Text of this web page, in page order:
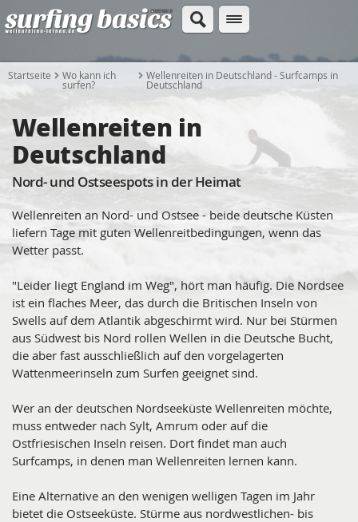
Startseite Wo kann ich
surfen?
Wellenreiten in Deutschland - Surfcamps in
Deutschland
Wellenreiten in
Deutschland
Nord- und Ostseespots in der Heimat
Wellenreiten an Nord- und Ostsee - beide deutsche Küsten
liefern Tage mit guten Wellenreitbedingungen, wenn das
Wetter passt.
"Leider liegt England im Weg", hört man häufig. Die Nordsee
ist ein flaches Meer, das durch die Britischen Inseln von
Swells auf dem Atlantik abgeschirmt wird. Nur bei Stürmen
aus Südwest bis Nord rollen Wellen in die Deutsche Bucht,
die aber fast ausschließlich auf den vorgelagerten
Wattenmeerinseln zum Surfen geeignet sind.
Wer an der deutschen Nordseeküste Wellenreiten möchte,
muss entweder nach Sylt, Amrum oder auf die
Ostfriesischen Inseln reisen. Dort findet man auch
Surfcamps, in denen man Wellenreiten lernen kann.
Eine Alternative an den wenigen welligen Tagen im Jahr
bietet die Ostseeküste. Stürme aus nordwestlichen- bis